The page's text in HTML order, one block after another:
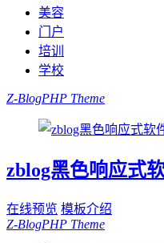
美容
门户
培训
学校
Z-BlogPHP Theme
zblog黑色响应式
在线预览 模板介绍
Z-BlogPHP Theme